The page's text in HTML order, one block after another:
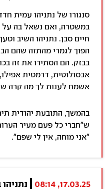
סנגורו של נתניהו עמית
במשטרה, ואם נשאל בה על
חיים סבן. נתניהו השיב
הפוך לגמרי מהתזה שהם
בבזק. הם הסתירו את זה
אבסולוטית, דרמטית
אשמח לענות לך מה קרה
בהמשך, התובעת יהודית
ש"חברי כל פעם מעיר
"אני מוחה, אין לי שפם".
17.03.25, 08:14